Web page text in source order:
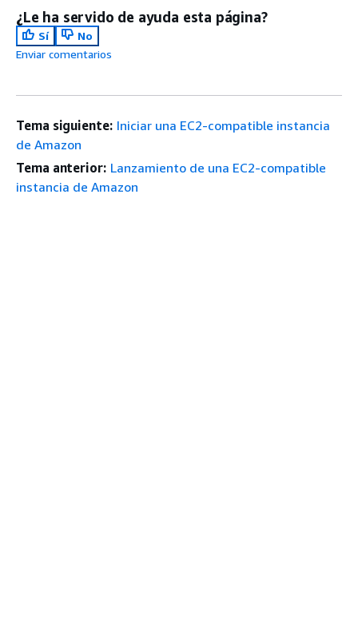
¿Le ha servido de ayuda esta página?
Sí
No
Enviar comentarios
Tema siguiente: Iniciar una EC2-compatible instancia
de Amazon
Tema anterior: Lanzamiento de una EC2-compatible
instancia de Amazon